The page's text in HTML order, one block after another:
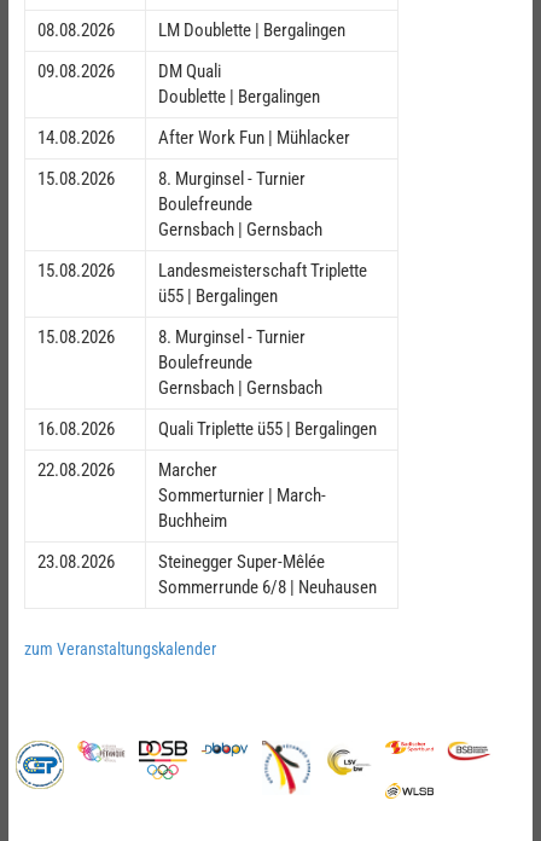
08.08.2026
LM Doublette | Bergalingen
09.08.2026
DM Quali
Doublette | Bergalingen
14.08.2026
After Work Fun | Mühlacker
15.08.2026
8. Murginsel - Turnier
Boulefreunde
Gernsbach | Gernsbach
15.08.2026
Landesmeisterschaft Triplette
ü55 | Bergalingen
15.08.2026
8. Murginsel - Turnier
Boulefreunde
Gernsbach | Gernsbach
16.08.2026
Quali Triplette ü55 | Bergalingen
22.08.2026
Marcher
Sommerturnier | March-
Buchheim
23.08.2026
Steinegger Super-Mêlée
Sommerrunde 6/8 | Neuhausen
zum Veranstaltungskalender